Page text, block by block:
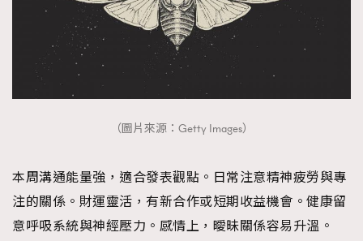
（圖片來源：Getty Images）
本周溝通能量強，適合發表觀點。日常注意精神疲勞與專
注的關係。財運靈活，有新合作或短期收益機會。健康留
意呼吸系統與神經壓力。感情上，曖昧關係容易升溫。